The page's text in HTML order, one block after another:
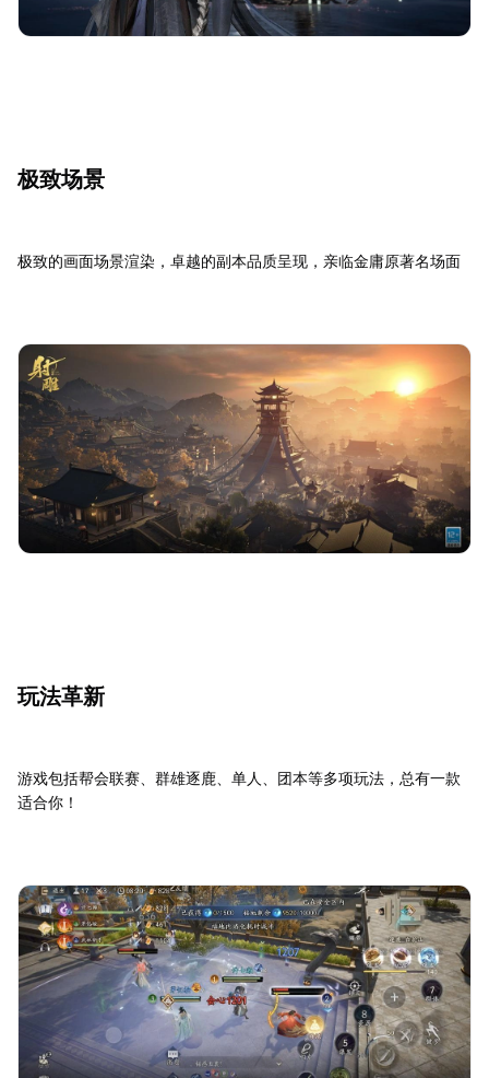
极致场景
极致的画面场景渲染，卓越的副本品质呈现，亲临金庸原著名场面
玩法革新
游戏包括帮会联赛、群雄逐鹿、单人、团本等多项玩法，总有一款
适合你！